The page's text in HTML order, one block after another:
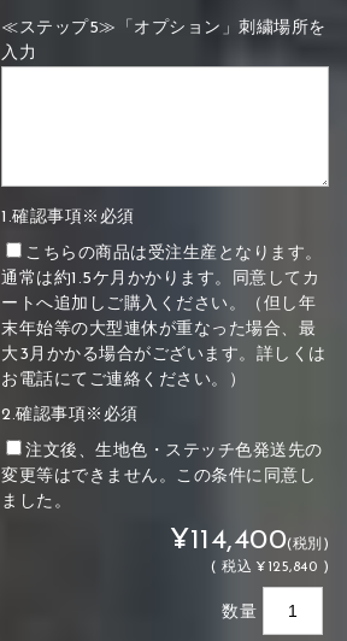
≪ステップ5≫「オプション」刺繍場所を
入力
1.確認事項※必須
こちらの商品は受注生産となります。
通常は約1.5ケ月かかります。同意してカ
ートへ追加しご購入ください。（但し年
末年始等の大型連休が重なった場合、最
大3月かかる場合がございます。詳しくは
お電話にてご連絡ください。）
2.確認事項※必須
注文後、生地色・ステッチ色発送先の
変更等はできません。この条件に同意し
ました。
¥114,400(税別)
(税込 ¥125,840 )
数量